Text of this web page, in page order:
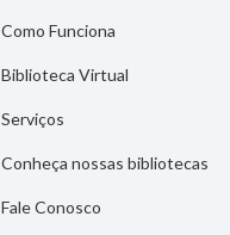
Como Funciona
Biblioteca Virtual
Serviços
Conheça nossas bibliotecas
Fale Conosco